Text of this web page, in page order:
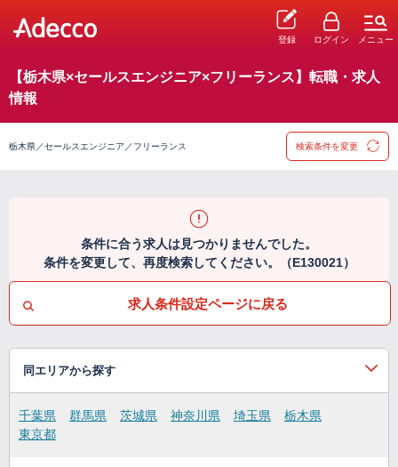
登録 ログイン メニュー
【栃木県×セールスエンジニア×フリーランス】転職・求人
情報
栃木県／セールスエンジニア／フリーランス 検索条件を変更
条件に合う求人は見つかりませんでした。
条件を変更して、再度検索してください。（E130021）
求人条件設定ページに戻る
同エリアから探す
千葉県 群馬県 茨城県 神奈川県 埼玉県
栃木県
東京都